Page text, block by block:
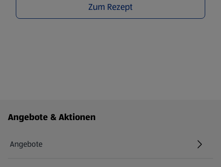
Zum Rezept
Fußzeilenmenü - weitere Links
Angebote & Aktionen
Angebote